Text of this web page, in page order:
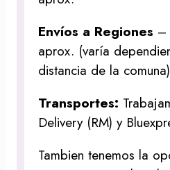
Envíos a Regiones –
aprox. (varía
distancia de la comuna)
Transportes:
Delivery (RM) y
Tambien tenemos la